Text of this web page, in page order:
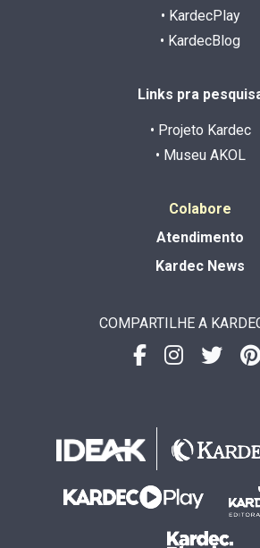
• KardecPlay
• KardecBlog
Links pra
• Projeto Kardec
• Museu AKOL
Colabore
Atendimento
Kardec News
COMPARTILHE A